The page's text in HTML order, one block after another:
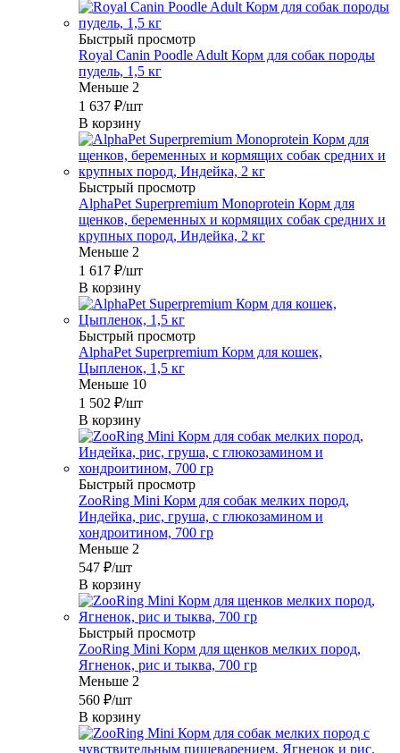
Быстрый просмотр
Royal Canin Poodle Adult Корм для собак породы
пудель, 1,5 кг
Меньше 2
1 637 ₽/шт
В корзину
Быстрый просмотр
AlphaPet Superpremium Monoprotein Корм для
щенков, беременных и кормящих собак средних и
крупных пород, Индейка, 2 кг
Меньше 2
1 617 ₽/шт
В корзину
Быстрый просмотр
AlphaPet Superpremium Корм для кошек,
Цыпленок, 1,5 кг
Меньше 10
1 502 ₽/шт
В корзину
Быстрый просмотр
ZooRing Mini Корм для собак мелких пород,
Индейка, рис, груша, с глюкозамином и
хондроитином, 700 гр
Меньше 2
547 ₽/шт
В корзину
Быстрый просмотр
ZooRing Mini Корм для щенков мелких пород,
Ягненок, рис и тыква, 700 гр
Меньше 2
560 ₽/шт
В корзину